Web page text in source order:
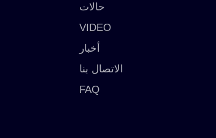
حالات
VIDEO
أخبار
الاتصال بنا
FAQ